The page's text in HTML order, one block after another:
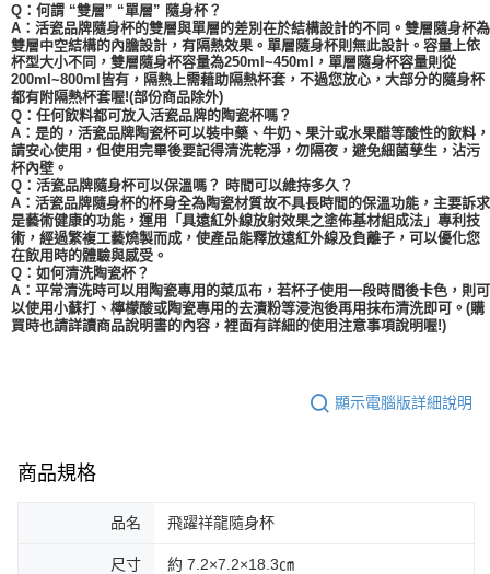
Q：何謂 “雙層” “單層” 隨身杯？
A：活瓷品牌隨身杯的雙層與單層的差別在於結構設計的不同。雙層隨身杯為
雙層中空結構的內膽設計，有隔熱效果。單層隨身杯則無此設計。容量上依
杯型大小不同， 雙層 隨身杯容量為250ml~450ml，單層隨身杯容量則從
200ml~800ml皆有，隔熱上需藉助隔熱杯套，不過您放心，大部分的隨身杯
都有附隔熱杯套喔!(部份商品除外)
Q：任何飲料都可放入活瓷品牌的陶瓷杯嗎？
A：是的，活瓷品牌陶瓷杯可以裝中藥、牛奶、果汁或水果醋等酸性的飲料，
請安心使用，但使用完畢後要記得清洗乾淨，勿隔夜，避免細菌孳生，沾污
杯內壁。
Q：活瓷品牌隨身杯可以保溫嗎？ 時間可以維持多久？
A：活瓷品牌隨身杯的杯身全為陶瓷材質故不具長時間的保溫功能，主要訴求
是藝術健康的功能，運用「具遠紅外線放射效果之塗佈基材組成法」專利技
術，經過繁複工藝燒製而成，使產品能釋放遠紅外線及負離子，可以優化您
在飲用時的體驗與感受。
Q：如何清洗陶瓷杯？
A：平常清洗時可以用陶瓷專用的菜瓜布，若杯子使用一段時間後卡色，則可
以使用小蘇打、檸檬酸或陶瓷專用的去漬粉等浸泡後再用抹布清洗即可。(購
買時也請詳讀商品說明書的內容，裡面有詳細的使用注意事項說明喔!)
顯示電腦版詳細說明
商品規格
品名 飛躍祥龍隨身杯
尺寸 約 7.2×7.2×18.3㎝